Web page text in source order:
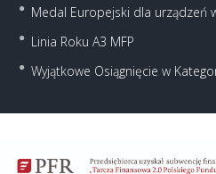
Medal Europejski dla urządzeń
Linia Roku A3 MFP
Wyjątkowe Osiągnięcie w